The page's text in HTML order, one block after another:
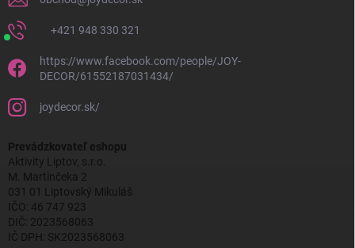
+421 948 330 321
https://www.facebook.com/people/JOY-
DECOR/61552187031434/
joydecor.sk/
Prevádzkovateľ eshopu
Aktivity Liptov, s.r.o.
M. Martinčeka 2
031 01 Liptovský Mikuláš
IČO: 46 747 923
DIČ: 2023568063
IČ DPH: SK2023568063